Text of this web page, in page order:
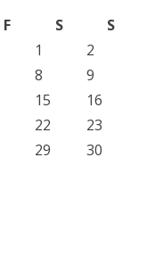
F S
S
1
2
8
9
15
16
22
23
29
30